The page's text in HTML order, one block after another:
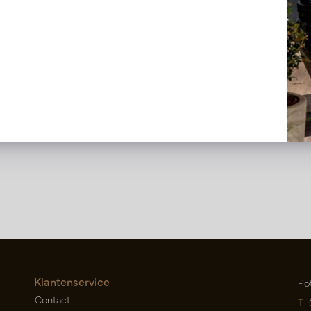
Carpet DAVE Ecru 170x240cm
Snel weer op voorraad,
Klantenservice
Contact
T